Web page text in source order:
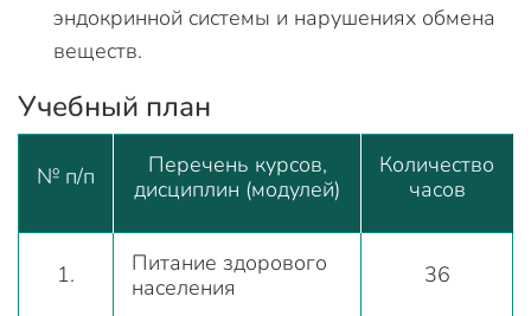
эндокринной системы и нарушениях обмена
веществ.
Учебный план
№ п/п
Перечень курсов,
дисциплин (модулей)
Количество
часов
1.
Питание здорового
населения
36